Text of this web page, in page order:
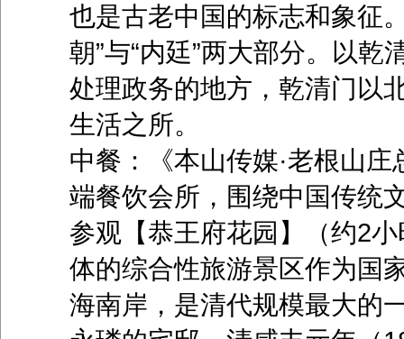
也是古老中国的标志和象征
朝”与“内廷”两大部分。以
处理政务的地方，乾清门以
生活之所。
中餐：《本山传媒·老根山
端餐饮会所，围绕中国传统
参观【恭王府花园】（约2
体的综合性旅游景区作为国
海南岸，是清代规模最大的